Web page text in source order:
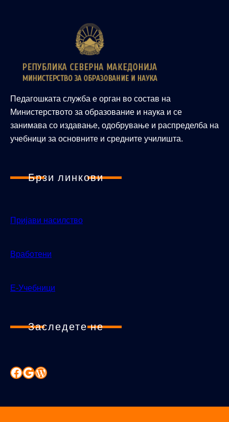
Педагошката служба е орган во состав на
Министерството за образование и наука и се
занимава со издавање, одобрување и распределба на
учебници за основните и средните училишта.
Брзи линкови
Пријави насилство
Вработени
Е-Учебници
Заследете не